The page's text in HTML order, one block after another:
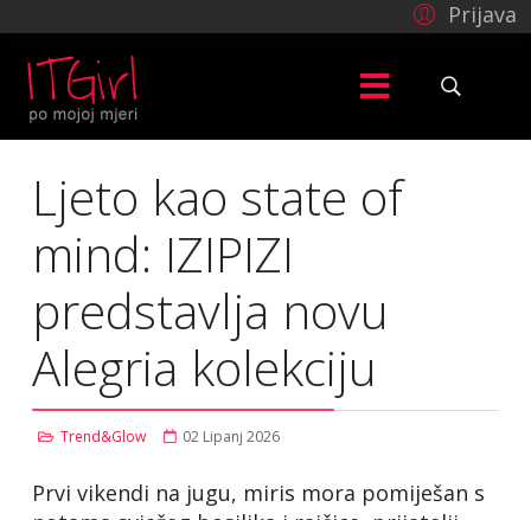
Prijava
Ljeto kao state of
mind: IZIPIZI
predstavlja novu
Alegria kolekciju
Trend&Glow 02 Lipanj 2026
Prvi vikendi na jugu, miris mora pomiješan s